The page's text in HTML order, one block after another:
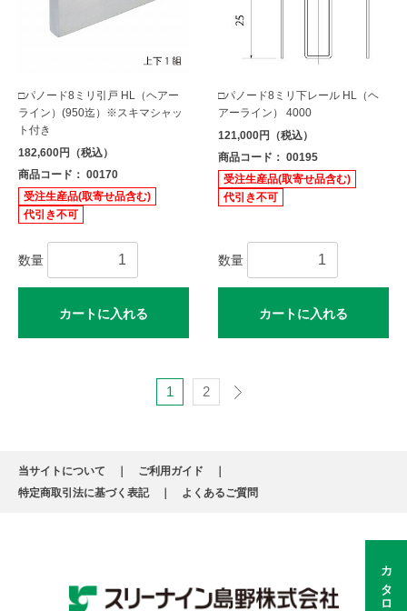
□パノード8ミリ引戸 HL（ヘアー
ライン）(950迄）※スキマシャッ
ト付き
182,600円（税込）
商品コード： 00170
受注生産品(取寄せ品含む)
代引き不可
数量
カートに入れる
□パノード8ミリ下レール HL（ヘ
アーライン） 4000
121,000円（税込）
商品コード： 00195
受注生産品(取寄せ品含む)
代引き不可
数量
カートに入れる
1 2
当サイトについて
ご利用ガイド
特定商取引法に基づく表記
よくあるご質問
カタログ